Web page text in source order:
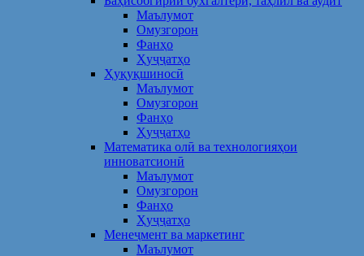
Маълумот
Омузгорон
Фанҳо
Ҳуҷҷатҳо
Ҳуқуқшиносӣ
Маълумот
Омузгорон
Фанҳо
Ҳуҷҷатҳо
Математика олӣ ва технологияҳои
инноватсионӣ
Маълумот
Омузгорон
Фанҳо
Ҳуҷҷатҳо
Менеҷмент ва маркетинг
Маълумот